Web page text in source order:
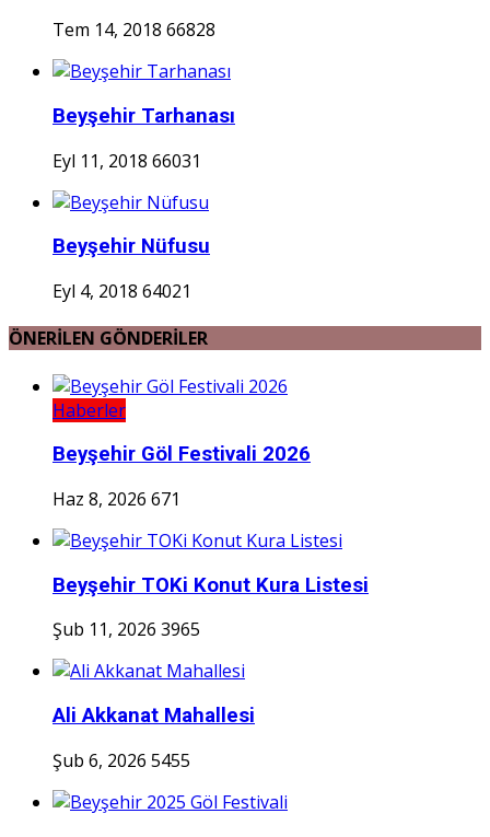
Tem 14, 2018 66828
Beyşehir Tarhanası
Eyl 11, 2018 66031
Beyşehir Nüfusu
Eyl 4, 2018 64021
ÖNERİLEN GÖNDERİLER
Haberler
Beyşehir Göl Festivali 2026
Haz 8, 2026 671
Beyşehir TOKi Konut Kura Listesi
Şub 11, 2026 3965
Ali Akkanat Mahallesi
Şub 6, 2026 5455